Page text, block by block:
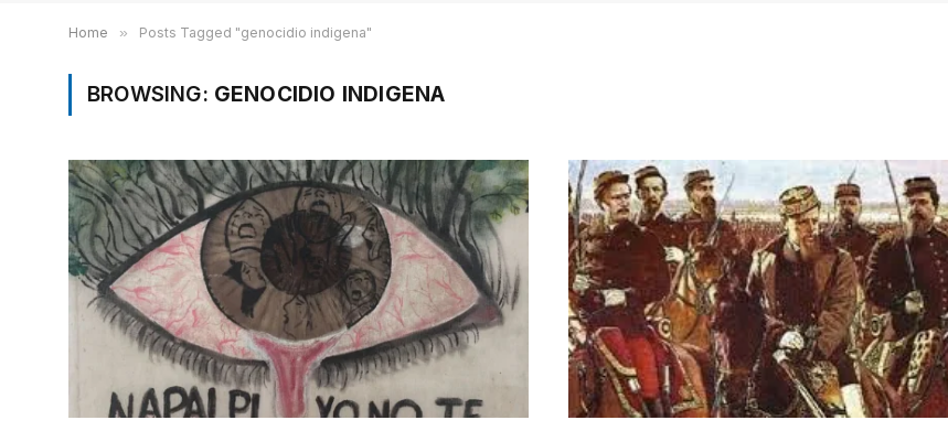
Home » Posts Tagged "genocidio indigena"
BROWSING: GENOCIDIO INDIGENA